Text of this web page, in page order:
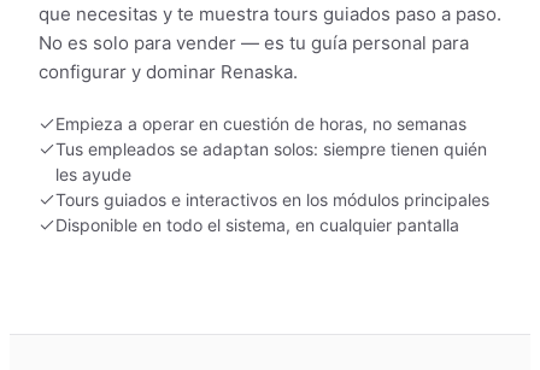
que necesitas y te muestra tours guiados paso a paso.
No es solo para vender — es tu guía personal para
configurar y dominar Renaska.
Empieza a operar en cuestión de horas, no semanas
Tus empleados se adaptan solos: siempre tienen quién
les ayude
Tours guiados e interactivos en los módulos principales
Disponible en todo el sistema, en cualquier pantalla